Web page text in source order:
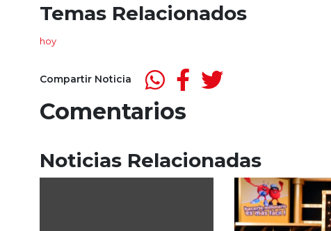
Temas Relacionados
hoy
Compartir Noticia
Comentarios
Noticias Relacionadas